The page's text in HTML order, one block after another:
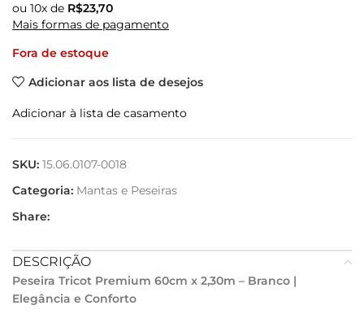
ou 10x de R$23,70
Mais formas de pagamento
Fora de estoque
Adicionar aos lista de desejos
Adicionar à lista de casamento
SKU: 15.06.0107-0018
Categoria: Mantas e Peseiras
Share:
DESCRIÇÃO
Peseira Tricot Premium 60cm x 2,30m – Branco |
Elegância e Conforto